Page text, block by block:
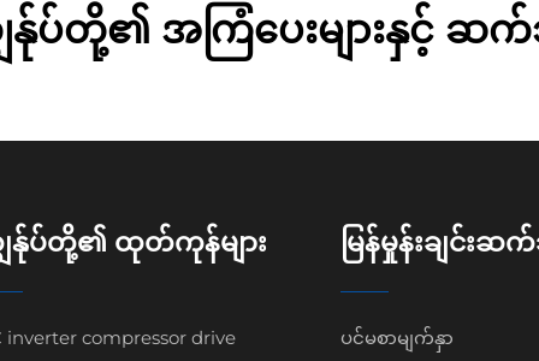
တို့၏ အကြံပေးများနှင့် ဆ
န်ုပ်တို့၏ ထုတ်ကုန်များ
inverter compressor drive
မြန်မှုန်းချင်းဆ
ပင်မစာမျက်နှာ